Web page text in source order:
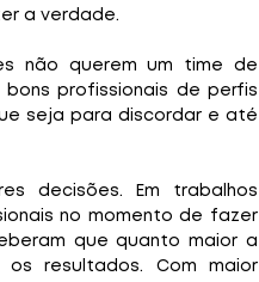
a verdade.
não querem um time de
profissionais de perfis
seja para discordar e até
decisões. Em trabalhos
no momento de fazer
que quanto maior a
resultados. Com maior